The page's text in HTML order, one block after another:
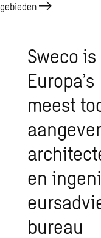
gebieden
Sweco is
Eu­ro­pa’s
meest
en
bu­reau